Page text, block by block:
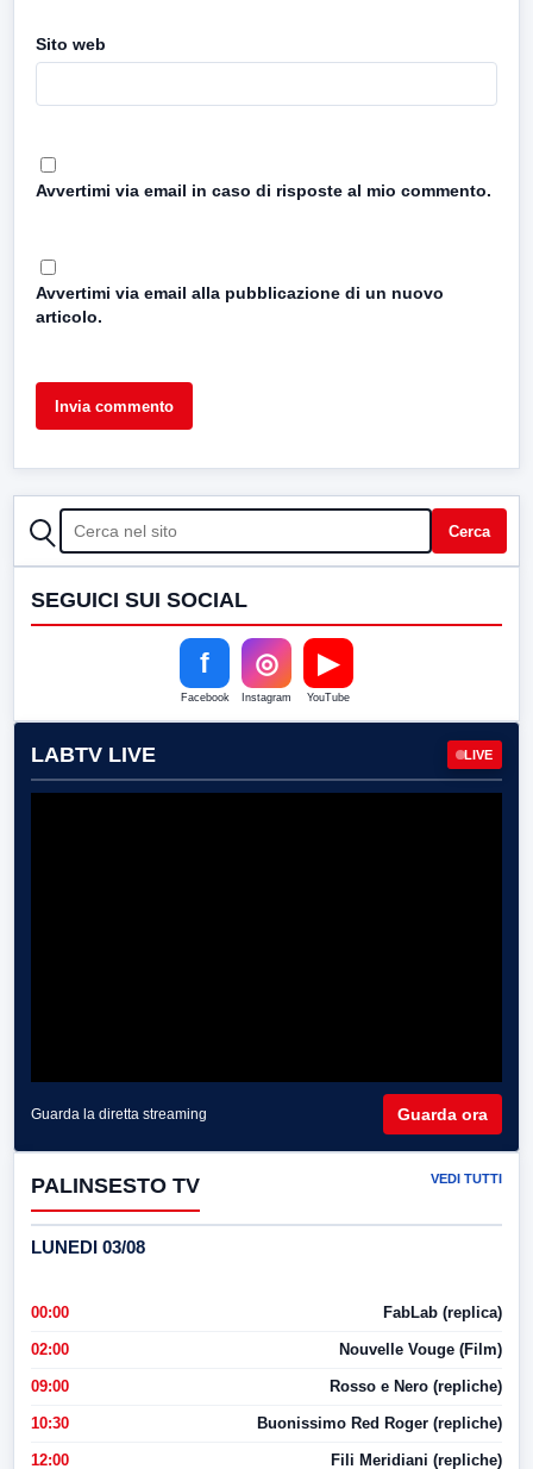
Sito web
Avvertimi via email in caso di risposte al mio commento.
Avvertimi via email alla pubblicazione di un nuovo
articolo.
CERCA Cerca
SEGUICI SUI SOCIAL
f
Facebook
◎
Instagram
▶
YouTube
LABTV LIVE LIVE
Guarda la diretta streaming Guarda ora
PALINSESTO TV VEDI TUTTI
LUNEDI 03/08
00:00 FabLab (replica)
02:00 Nouvelle Vouge (Film)
09:00 Rosso e Nero (repliche)
10:30 Buonissimo Red Roger (repliche)
12:00 Fili Meridiani (repliche)